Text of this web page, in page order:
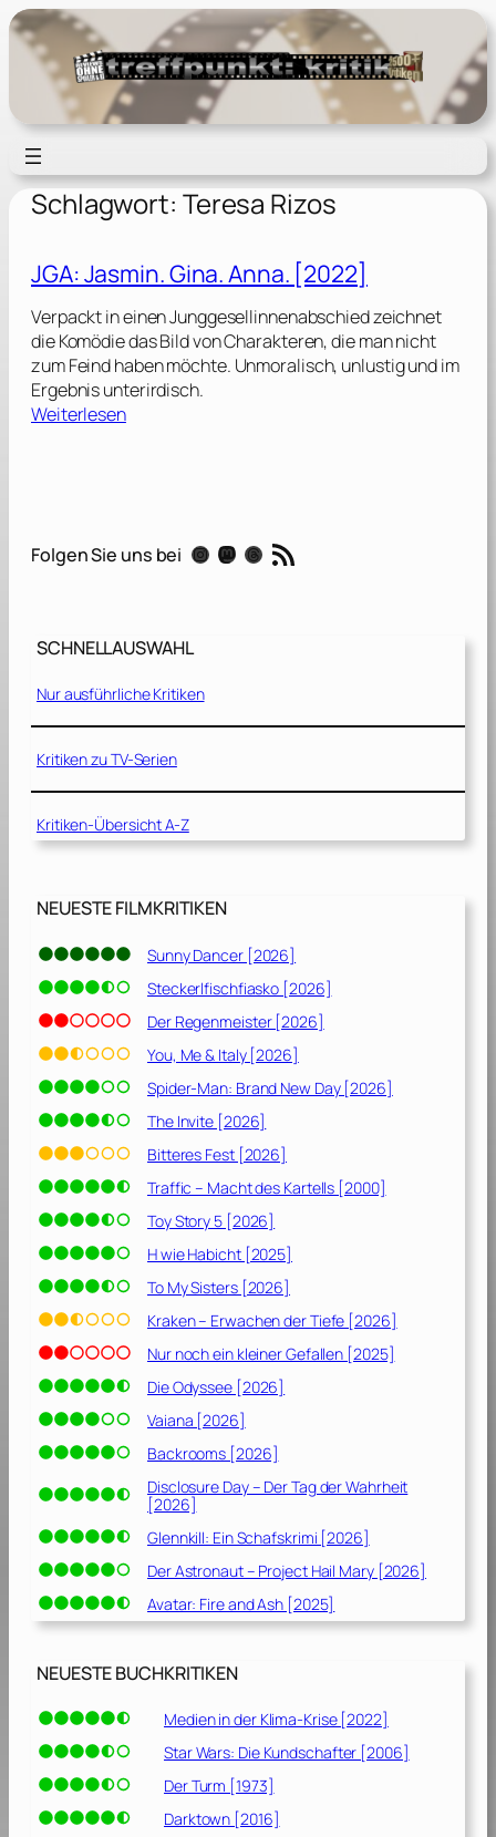
Zum
Inhalt
springen
Schlagwort: Teresa Rizos
JGA: Jasmin. Gina. Anna. [2022]
Verpackt in einen Junggesellinnenabschied zeichnet
die Komödie das Bild von Charakteren, die man nicht
zum Feind haben möchte. Unmoralisch, unlustig und im
Ergebnis unterirdisch.
Weiterlesen:
a
n
G
i
n
A
n
a
[
0
2
2
Folgen Sie uns bei Instagram Mastodon Threads RSS-Feed
SCHNELLAUSWAHL
Nur ausführliche Kritiken
Kritiken zu TV-Serien
Kritiken-Übersicht A-Z
NEUESTE FILMKRITIKEN
Sunny Dancer [2026]
Steckerlfischfiasko [2026]
Der Regenmeister [2026]
You, Me & Italy [2026]
Spider-Man: Brand New Day [2026]
The Invite [2026]
Bitteres Fest [2026]
Traffic – Macht des Kartells [2000]
Toy Story 5 [2026]
H wie Habicht [2025]
To My Sisters [2026]
Kraken – Erwachen der Tiefe [2026]
Nur noch ein kleiner Gefallen [2025]
Die Odyssee [2026]
Vaiana [2026]
Backrooms [2026]
Disclosure Day – Der Tag der Wahrheit
[2026]
Glennkill: Ein Schafskrimi [2026]
Der Astronaut – Project Hail Mary [2026]
Avatar: Fire and Ash [2025]
NEUESTE BUCHKRITIKEN
Medien in der Klima-Krise [2022]
Star Wars: Die Kundschafter [2006]
Der Turm [1973]
Darktown [2016]